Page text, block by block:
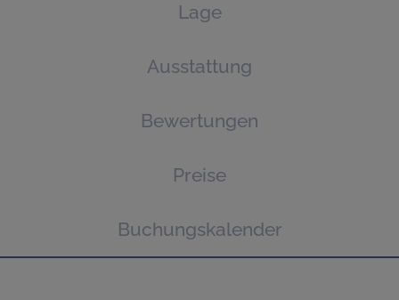
Lage
Ausstattung
Bewertungen
Preise
Buchungskalender